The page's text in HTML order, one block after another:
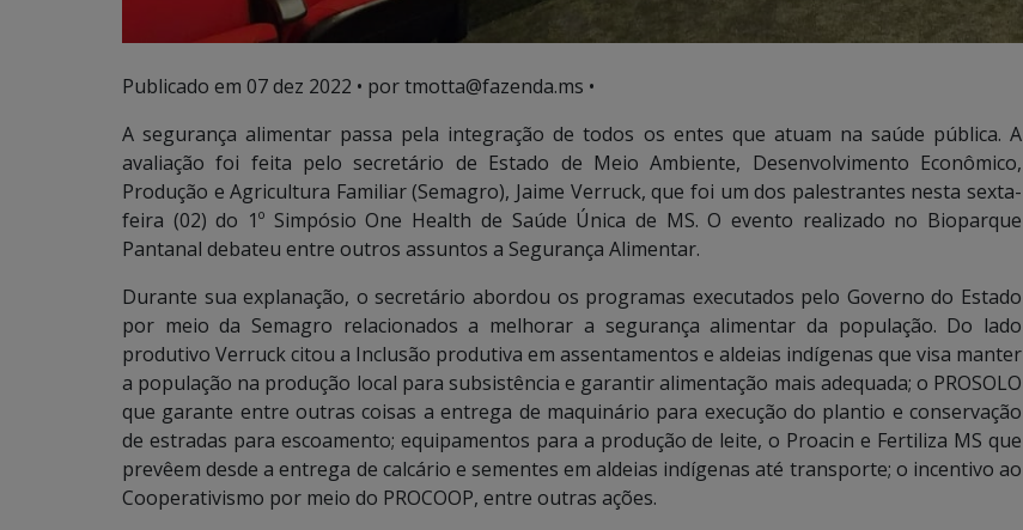
Publicado em 07 dez 2022 • por tmotta@fazenda.ms •
A segurança alimentar passa pela integração de todos os entes que atuam na saúde pública. A
avaliação foi feita pelo secretário de Estado de Meio Ambiente, Desenvolvimento Econômico,
Produção e Agricultura Familiar (Semagro), Jaime Verruck, que foi um dos palestrantes nesta sexta-
feira (02) do 1º Simpósio One Health de Saúde Única de MS. O evento realizado no Bioparque
Pantanal debateu entre outros assuntos a Segurança Alimentar.
Durante sua explanação, o secretário abordou os programas executados pelo Governo do Estado
por meio da Semagro relacionados a melhorar a segurança alimentar da população. Do lado
produtivo Verruck citou a Inclusão produtiva em assentamentos e aldeias indígenas que visa manter
a população na produção local para subsistência e garantir alimentação mais adequada; o PROSOLO
que garante entre outras coisas a entrega de maquinário para execução do plantio e conservação
de estradas para escoamento; equipamentos para a produção de leite, o Proacin e Fertiliza MS que
prevêem desde a entrega de calcário e sementes em aldeias indígenas até transporte; o incentivo ao
Cooperativismo por meio do PROCOOP, entre outras ações.